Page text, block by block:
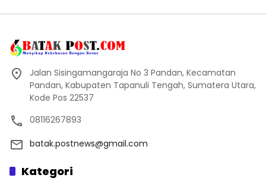
Jalan Sisingamangaraja No 3 Pandan, Kecamatan
Pandan, Kabupaten Tapanuli Tengah, Sumatera Utara,
Kode Pos 22537
08116267893
batak.postnews@gmail.com
Kategori